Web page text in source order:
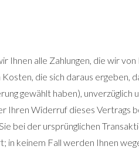
Ihnen alle Zahlungen, die wir
die sich daraus ergeben,
gewählt haben), unverzüglich
Ihren Widerruf dieses Vertrags
bei der ursprünglichen
keinem Fall werden Ihnen